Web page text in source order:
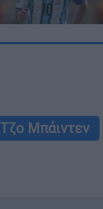
Τζο Μπάιντεν